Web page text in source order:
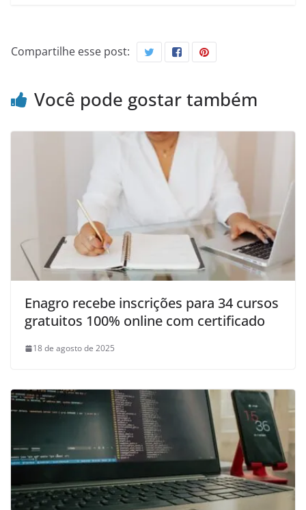
Compartilhe esse post:
Você pode gostar também
Enagro recebe inscrições para 34 cursos
gratuitos 100% online com certificado
18 de agosto de 2025